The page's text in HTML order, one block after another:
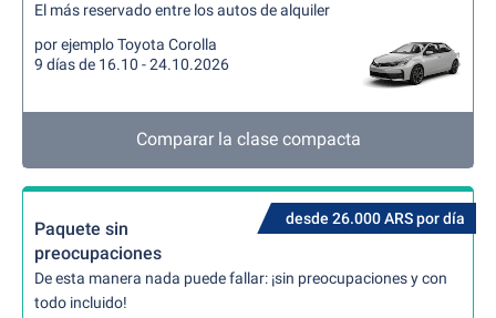
El más reservado entre los autos de alquiler
por ejemplo Toyota Corolla
9 días de 16.10 - 24.10.2026
Comparar la clase compacta
desde 26.000 ARS por día
Paquete sin
preocupaciones
De esta manera nada puede fallar: ¡sin preocupaciones y con
todo incluido!